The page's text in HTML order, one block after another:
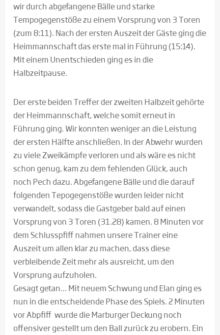
wir durch abgefangene Bälle und starke
Tempogegenstöße zu einem Vorsprung von 3 Toren
(zum 8:11). Nach der ersten Auszeit der Gäste ging die
Heimmannschaft das erste mal in Führung (15:14).
Mit einem Unentschieden ging es in die
Halbzeitpause.
Der erste beiden Treffer der zweiten Halbzeit gehörte
der Heimmannschaft, welche somit erneut in
Führung ging. Wir konnten weniger an die Leistung
der ersten Hälfte anschließen. In der Abwehr wurden
zu viele Zweikämpfe verloren und als wäre es nicht
schon genug, kam zu dem fehlenden Glück, auch
noch Pech dazu. Abgefangene Bälle und die darauf
folgenden Tepogegenstöße wurden leider nicht
verwandelt, sodass die Gastgeber bald auf einen
Vorsprung von 3 Toren (31.28) kamen. 8 Minuten vor
dem Schlusspfiff nahmen unsere Trainer eine
Auszeit um allen klar zu machen, dass diese
verbleibende Zeit mehr als ausreicht, um den
Vorsprung aufzuholen.
Gesagt getan… Mit neuem Schwung und Elan ging es
nun in die entscheidende Phase des Spiels. 2 Minuten
vor Abpfiff wurde die Marburger Deckung noch
offensiver gestellt um den Ball zurück zu erobern. Ein